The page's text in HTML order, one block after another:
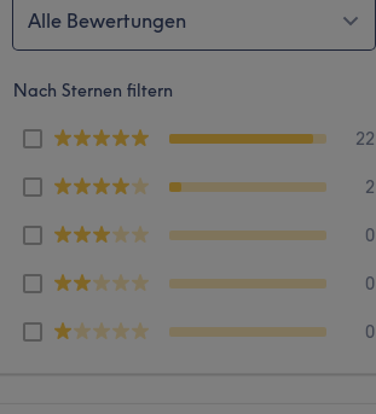
Alle Bewertungen
Nach Sternen filtern
22
2
0
0
0